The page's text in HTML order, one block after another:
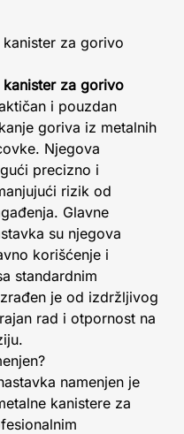
za gorivo
za gorivo
i pouzdan
goriva iz metalnih
Njegova
precizno i
rizik od
Glavne
su njegova
korišćenje i
standardnim
je od izdržljivog
rad i otpornost na
namenjen je
kanistere za